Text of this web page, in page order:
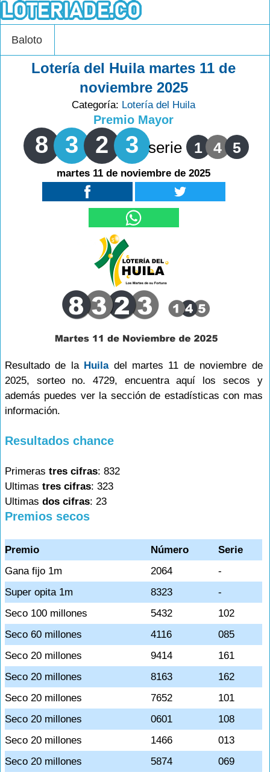
Baloto
Lotería del Huila martes 11 de
noviembre 2025
Categoría: Lotería del Huila
Premio Mayor
8 3 2 3 serie 1 4 5
martes 11 de noviembre de 2025
Resultado de la Huiladel martes 11 de noviembre de
2025, sorteo no. 4729, encuentra aquí los secos y
además puedes ver la sección de estadísticas con mas
información.
Resultados chance
Primeras tres cifras: 832
Ultimas tres cifras: 323
Ultimas dos cifras: 23
Premios secos
Premio Número
Serie
Gana fijo 1m
2064
-
Super opita 1m
8323
-
Seco 100 millones
5432
102
Seco 60 millones
4116
085
Seco 20 millones
9414
161
Seco 20 millones
8163
162
Seco 20 millones
7652
101
Seco 20 millones
0601
108
Seco 20 millones
1466
013
Seco 20 millones
5874
069